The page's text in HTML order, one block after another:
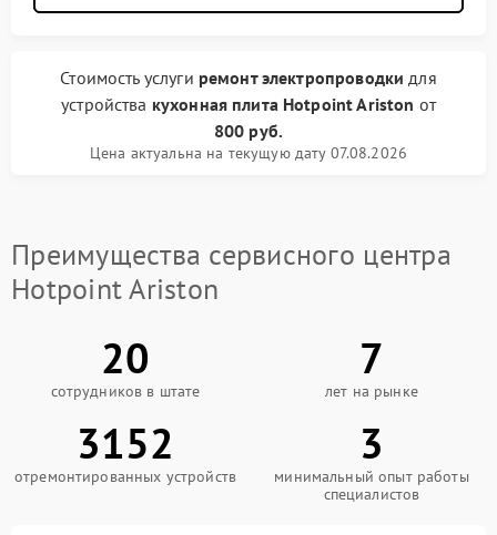
Стоимость услуги ремонт электропроводки для
устройства кухонная плита Hotpoint Ariston от
800 руб.
Цена актуальна на текущую дату 07.08.2026
Преимущества сервисного центра
Hotpoint Ariston
20
сотрудников в штате
7
лет на рынке
3152
отремонтированных устройств
3
минимальный опыт работы
специалистов